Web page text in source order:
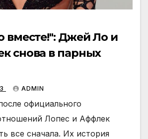
вместе!": Джей Ло и
снова в парных
ADMIN
официального
Лопес и Аффлек
все сначала. Их история